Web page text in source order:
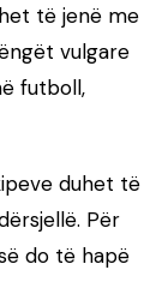
të jenë me
vulgare
futboll,
duhet të
Për
do të hapë